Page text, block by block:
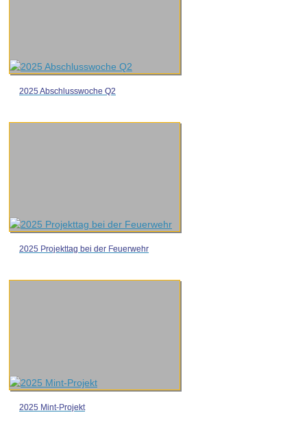
2025 Abschlusswoche Q2
2025 Projekttag bei der Feuerwehr
2025 Mint-Projekt